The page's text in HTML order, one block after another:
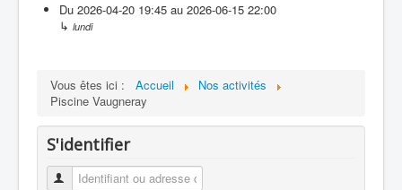
Du 2026-04-20 19:45 au 2026-06-15 22:00
↳ lundi
Vous êtes ici : Accueil
Nos activités
Piscine Vaugneray
S'identifier